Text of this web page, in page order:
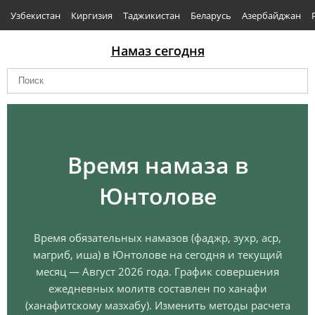
Узбекистан Киргизия Таджикистан Беларусь Азербайджан
Намаз сегодня
Время намаза в
Юнтолове
Время обязательных намазов (фаджр, зухр, аср,
магриб, иша) в Юнтолове на сегодня и текущий
месяц — Август 2026 года. График совершения
ежедневных молитв составлен по ханафи
(ханафитскому мазхабу). Изменить методы расчета